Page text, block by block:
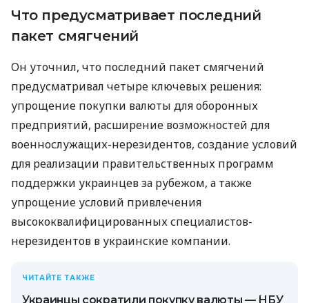
Что предусматривает последний
пакет смягчений
Он уточнил, что последний пакет смягчений
предусматривал четыре ключевых решения:
упрощение покупки валюты для оборонных
предприятий, расширение возможностей для
военнослужащих-нерезидентов, создание условий
для реализации правительственных программ
поддержки украинцев за рубежом, а также
упрощение условий привлечения
высококвалифицированных специалистов-
нерезидентов в украинские компании.
ЧИТАЙТЕ ТАКЖЕ
Украинцы сократили покупку валюты — НБУ